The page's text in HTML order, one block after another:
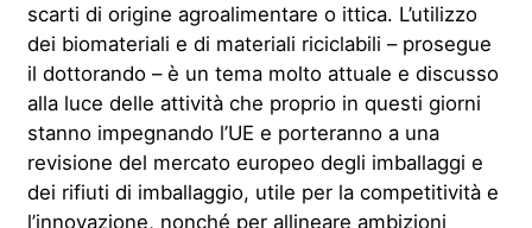
scarti di origine agroalimentare o ittica. L’utilizzo
dei biomateriali e di materiali riciclabili – prosegue
il dottorando – è un tema molto attuale e discusso
alla luce delle attività che proprio in questi giorni
stanno impegnando l’UE e porteranno a una
revisione del mercato europeo degli imballaggi e
dei rifiuti di imballaggio, utile per la competitività e
l’innovazione, nonché per allineare ambizioni